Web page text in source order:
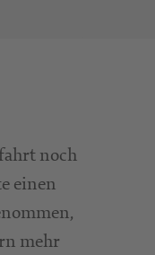
noch
einen
mehr